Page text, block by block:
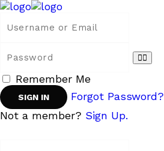
Remember Me
Forgot Password?
Not a member? Sign Up.